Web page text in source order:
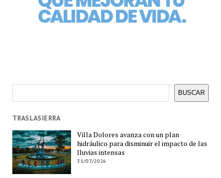
BUSCAR
TRASLASIERRA
Villa Dolores avanza con un plan
hidráulico para disminuir el impacto de las
lluvias intensas
31/07/2026